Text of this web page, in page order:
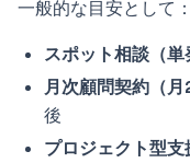
一般的な目安として：
スポット相談（単
月次顧問契約（月
後
プロジェクト型支